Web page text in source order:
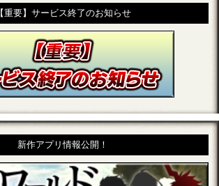
【重要】サービス終了のお知らせ
新作アプリ情報公開！